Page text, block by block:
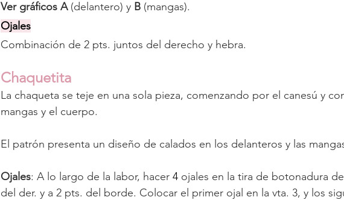
Ver gráficos A (delantero) y B (mangas).
Ojales
Combinación de 2 pts. juntos del derecho y hebra.
Chaquetita
La chaqueta se teje en una sola pieza, comenzando por el canesú y
mangas y el cuerpo.
El patrón presenta un diseño de calados en los delanteros y las
Ojales: A lo largo de la labor, hacer 4 ojales en la tira de botonadura
del der. y a 2 pts. del borde. Colocar el primer ojal en la vta. 3, y los